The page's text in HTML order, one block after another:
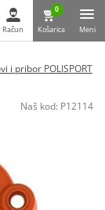
Pretraga
Račun
0
Košarica Meni
i pribor POLISPORT
Naš kod: P12114